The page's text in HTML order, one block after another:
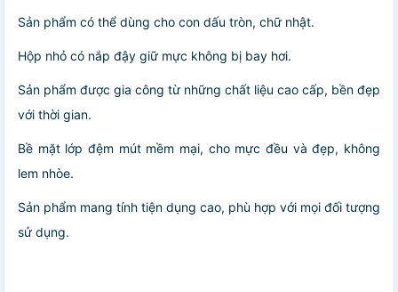
Sản phẩm có thể dùng cho con dấu tròn, chữ nhật.
Hộp nhỏ có nắp đậy giữ mực không bị bay hơi.
Sản phẩm được gia công từ những chất liệu cao cấp, bền đẹp
với thời gian.
Bề mặt lớp đệm mút mềm mại, cho mực đều và đẹp, không
lem nhòe.
Sản phẩm mang tính tiện dụng cao, phù hợp với mọi đối tượng
sử dụng.